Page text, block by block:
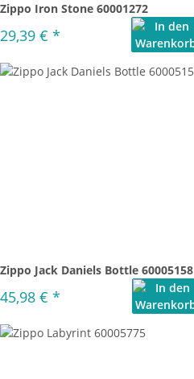
Zippo Iron Stone 60001272
29,39 € *
Zippo Jack Daniels Bottle 60005158
45,98 € *